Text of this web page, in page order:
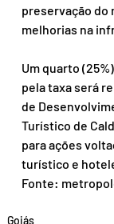
preservação do
melhorias na
Um quarto
pela taxa será
de
Turístico de
para ações
turístico e
Fonte:
Goiás